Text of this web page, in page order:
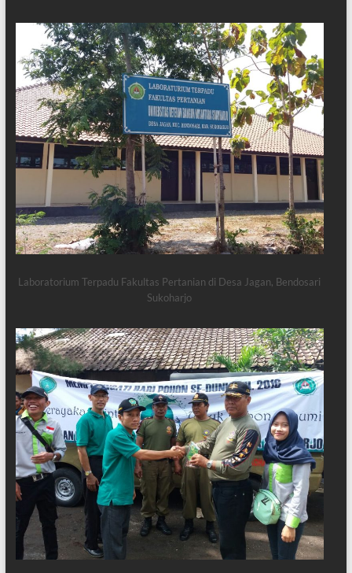
Laboratorium Terpadu Fakultas Pertanian di Desa Jagan, Bendosari
Sukoharjo